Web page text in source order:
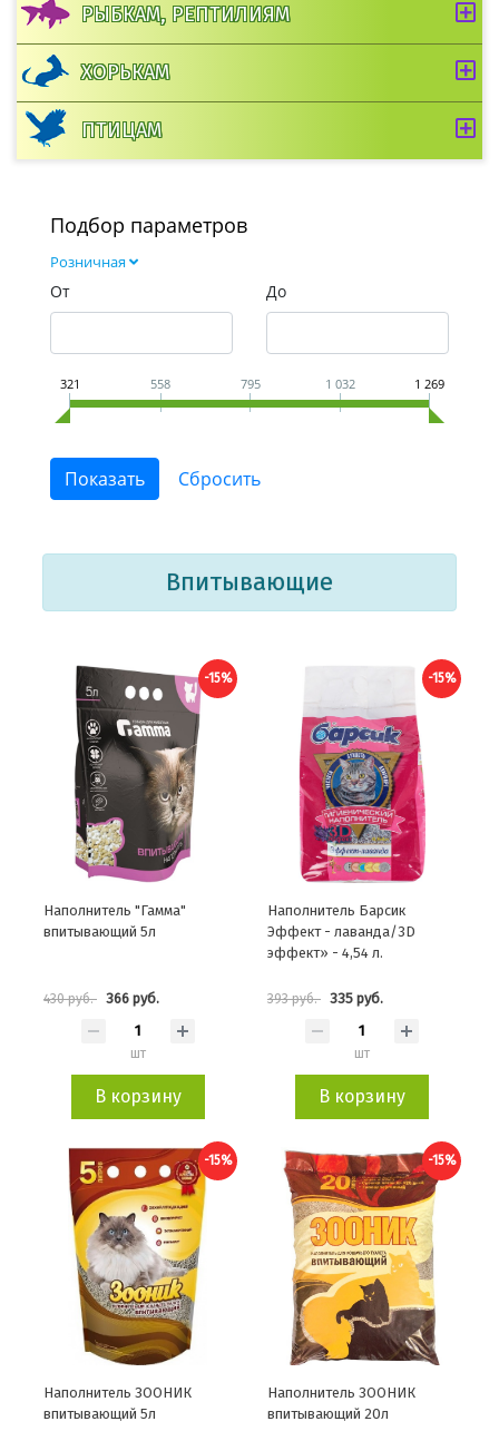
РЫБКАМ, РЕПТИЛИЯМ
ХОРЬКАМ
ПТИЦАМ
Подбор параметров
Розничная
От До
321 558 795 1 032 1 269
Впитывающие
-15%
Наполнитель "Гамма"
впитывающий 5л
430 руб. 366 руб.
шт
В корзину
-15%
Наполнитель Барсик
Эффект - лаванда/3D
эффект» - 4,54 л.
393 руб. 335 руб.
шт
В корзину
-15%
Наполнитель ЗООНИК
впитывающий 5л
-15%
Наполнитель ЗООНИК
впитывающий 20л